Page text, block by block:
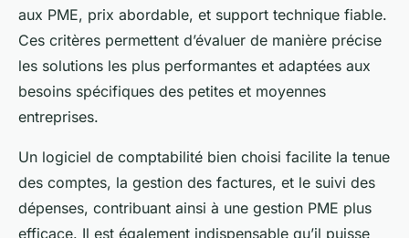
aux PME, prix abordable, et support technique fiable.
Ces critères permettent d’évaluer de manière précise
les solutions les plus performantes et adaptées aux
besoins spécifiques des petites et moyennes
entreprises.
Un logiciel de comptabilité bien choisi facilite la tenue
des comptes, la gestion des factures, et le suivi des
dépenses, contribuant ainsi à une gestion PME plus
efficace. Il est également indispensable qu’il puisse